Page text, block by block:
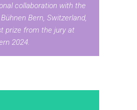
collaboration with the
Bern, Switzerland,
prize from the jury at
2024.